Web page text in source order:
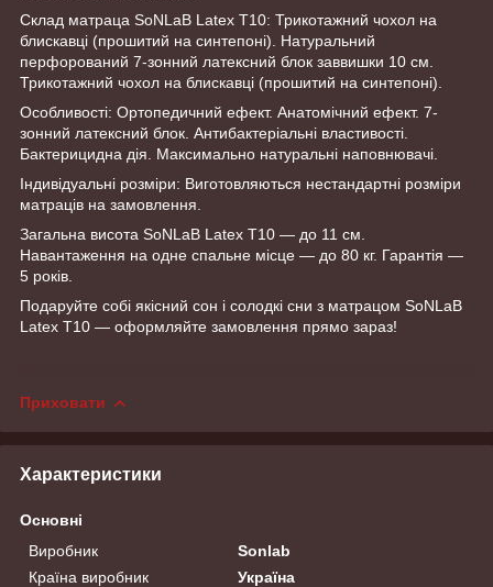
Склад матраца SoNLaB Latex Т10: Трикотажний чохол на
блискавці (прошитий на синтепоні). Натуральний
перфорований 7-зонний латексний блок заввишки 10 см.
Трикотажний чохол на блискавці (прошитий на синтепоні).
Особливості: Ортопедичний ефект. Анатомічний ефект. 7-
зонний латексний блок. Антибактеріальні властивості.
Бактерицидна дія. Максимально натуральні наповнювачі.
Індивідуальні розміри: Виготовляються нестандартні розміри
матраців на замовлення.
Загальна висота SoNLaB Latex Т10 — до 11 см.
Навантаження на одне спальне місце — до 80 кг. Гарантія —
5 років.
Подаруйте собі якісний сон і солодкі сни з матрацом SoNLaB
Latex Т10 — оформляйте замовлення прямо зараз!
Приховати
Характеристики
Основні
Виробник
Sonlab
Країна виробник
Україна